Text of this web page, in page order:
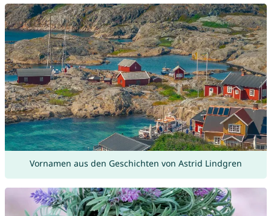
Vornamen aus den Geschichten von Astrid Lindgren